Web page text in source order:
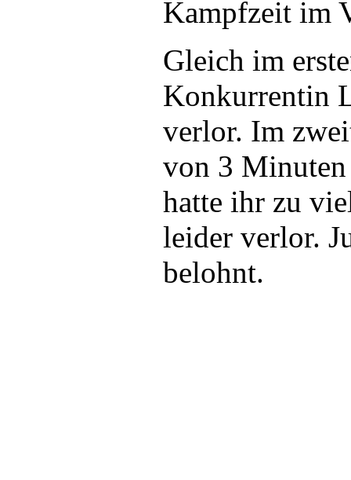
Kampfzeit im
Gleich im
Konkurrentin
verlor. Im
von 3 Minuten
hatte ihr zu
leider verlor.
belohnt.